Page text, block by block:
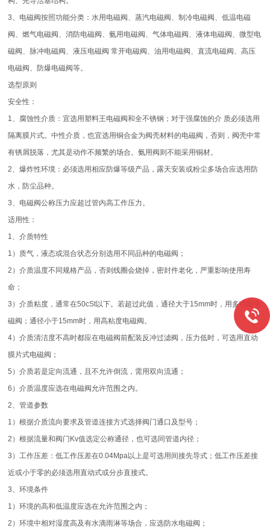
3、电磁阀按照功能分类：水用电磁阀、蒸汽电磁阀、制冷电磁阀、低温电磁
阀、燃气电磁阀、消防电磁阀、氨用电磁阀、气体电磁阀、液体电磁阀、微型电
磁阀、脉冲电磁阀、液压电磁阀 常开电磁阀、油用电磁阀、直流电磁阀、高压
电磁阀、防爆电磁阀等。
选型原则
安全性：
1、腐蚀性介质：宜选用塑料王电磁阀和全不锈钢；对于强腐蚀的介 质必须选用
隔离膜片式。中性介质，也宜选用铜合金为阀壳材料的电磁阀，否则，阀壳中常
有锈屑脱落，尤其是动作不频繁的场合。氨用阀则不能采用铜材。
2、爆炸性环境：必须选用相应防爆等级产品，露天安装或粉尘多场合应选用防
水，防尘品种。
3、电磁阀公称压力应超过管内高工作压力。
适用性：
1、介质特性
1）质气，液态或混合状态分别选用不同品种的电磁阀；
2）介质温度不同规格产品，否则线圈会烧掉，密封件老化，严重影响使用寿
命；
3）介质粘度，通常在50cSt以下。若超过此值，通径大于15mm时，用多功能电
磁阀；通径小于15mm时，用高粘度电磁阀。
4）介质清洁度不高时都应在电磁阀前配装反冲过滤阀，压力低时，可选用直动
膜片式电磁阀；
5）介质若是定向流通，且不允许倒流，需用双向流通；
6）介质温度应选在电磁阀允许范围之内。
2、管道参数
1）根据介质流向要求及管道连接方式选择阀门通口及型号；
2）根据流量和阀门Kv值选定公称通径，也可选同管道内径；
3）工作压差：低工作压差在0.04Mpa以上是可选用间接先导式；低工作压差接
近或小于零的必须选用直动式或分步直接式。
3、环境条件
1）环境的高和低温度应选在允许范围之内；
2）环境中相对湿度高及有水滴雨淋等场合，应选防水电磁阀；